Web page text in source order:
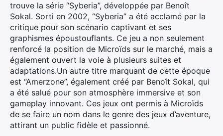
trouve la série “Syberia”, développée par Benoît
Sokal. Sorti en 2002, “Syberia” a été acclamé par la
critique pour son scénario captivant et ses
graphismes époustouflants. Ce jeu a non seulement
renforcé la position de Microïds sur le marché, mais a
également ouvert la voie à plusieurs suites et
adaptations.Un autre titre marquant de cette époque
est “Amerzone”, également créé par Benoît Sokal, qui
a été salué pour son atmosphère immersive et son
gameplay innovant. Ces jeux ont permis à Microïds
de se faire un nom dans le genre des jeux d’aventure,
attirant un public fidèle et passionné.
Rechercher
: